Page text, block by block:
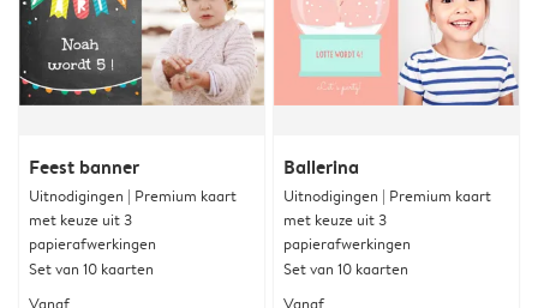
Feest banner
Uitnodigingen | Premium kaart
met keuze uit 3
papierafwerkingen
Set van 10 kaarten
Vanaf
Ballerina
Uitnodigingen | Premium kaart
met keuze uit 3
papierafwerkingen
Set van 10 kaarten
Vanaf